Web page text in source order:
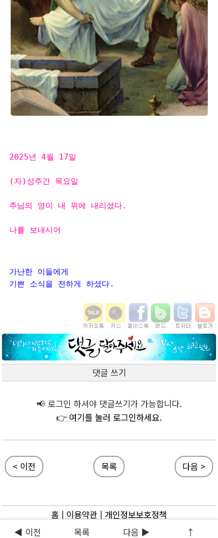
2025년 4월 17일
(자)성주간 목요일
주님의 영이 내 위에 내리셨다.
나를 보내시어
가난한 이들에게
기쁜 소식을 전하게 하셨다.
댓글 쓰기
📢 로그인 하셔야 댓글쓰기가 가능합니다.
👉 여기를 눌러 로그인하세요.
< 이전 목록 다음 >
홈 | 이용약관 | 개인정보보호정책
ⓒ 마리아사랑넷
◀ 이전 목록 다음 ▶ ↑